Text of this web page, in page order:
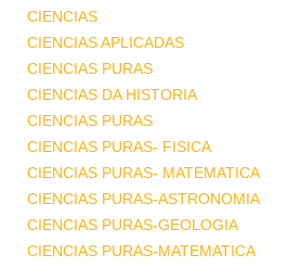
CIENCIAS
CIENCIAS APLICADAS
CIENCIAS PURAS
CIENCIAS DA HISTORIA
CIENCIAS PURAS
CIENCIAS PURAS- FISICA
CIENCIAS PURAS- MATEMATICA
CIENCIAS PURAS-ASTRONOMIA
CIENCIAS PURAS-GEOLOGIA
CIENCIAS PURAS-MATEMATICA